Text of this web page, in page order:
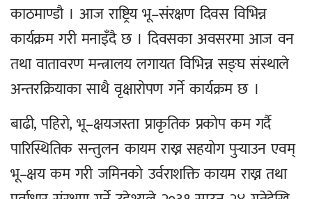
काठमाण्डौ । आज राष्ट्रिय भू–संरक्षण दिवस विभिन्न
कार्यक्रम गरी मनाइँदै छ । दिवसका अवसरमा आज वन
तथा वातावरण मन्त्रालय लगायत विभिन्न सङ्घ संस्थाले
अन्तरक्रियाका साथै वृक्षारोपण गर्ने कार्यक्रम छ ।
बाढी, पहिरो, भू–क्षयजस्ता प्राकृतिक प्रकोप कम गर्दै
पारिस्थितिक सन्तुलन कायम राख्न सहयोग पुर्‍याउन एवम्
भू–क्षय कम गरी जमिनको उर्वराशक्ति कायम राख्न तथा